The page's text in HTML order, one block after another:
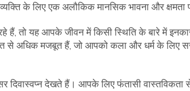
के लिए एक अलौकिक मानसिक भावना और क्षमता
हैं, तो यह आपके जीवन में किसी स्थिति के बारे में
अधिक मजबूत हैं, जो आपको कला और धर्म के लिए
देखते हैं। आपके लिए फंतासी वास्तविकता